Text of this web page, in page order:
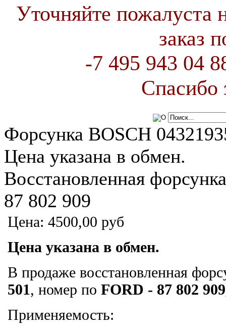
Уточняйте пожалуста
заказ
-7 495 943 04
Спасибо
Форсунка BOSCH
Цена указана в обмен.
Восстановленная
87 802 909
Цена: 4500,00 руб
Цена указана в обмен.
В продаже восстановленная
501, номер по FORD - 87 802
Применяемость: